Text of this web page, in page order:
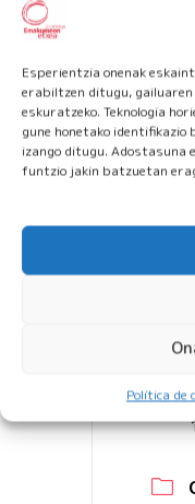
Esperientzia onenak
erabiltzen ditugu,
eskuratzeko. Teknologia
gune honetako
izango ditugu. Adostasuna
funtzio jakin batzuetan
Política de
Izen-ematea:
71 12